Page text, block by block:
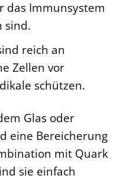
das Immunsystem
sind.
reich an
Zellen vor
schützen.
Glas oder
eine Bereicherung
mit Quark
sie einfach